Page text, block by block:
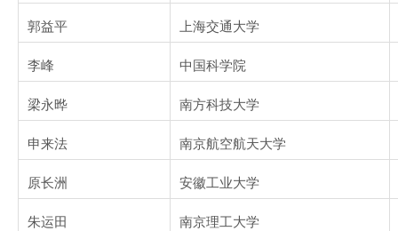
郭益平 上海交通大学
李峰 中国科学院
梁永晔 南方科技大学
申来法 南京航空航天大学
原长洲 安徽工业大学
朱运田 南京理工大学